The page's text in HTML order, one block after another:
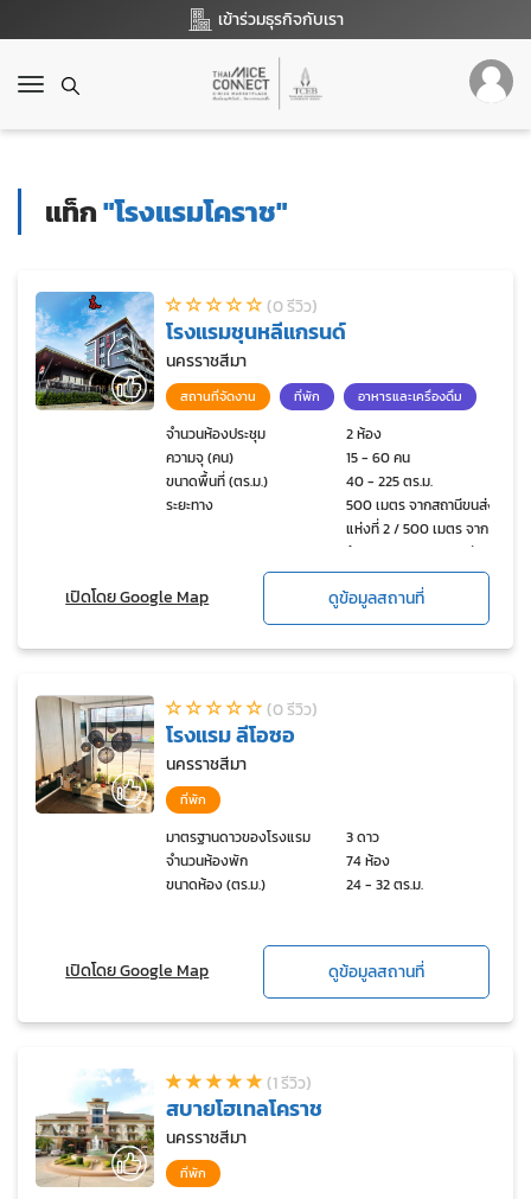
เข้าร่วมธุรกิจกับเรา
T
g
v
g
a
แท็ก"โรงแรมโคราช"
(0 รีวิว)
โรงแรมชุนหลีแกรนด์
นครราชสีมา
สถานที่จัดงาน ที่พัก อาหารและเครื่องดื่ม
จำนวนห้องประชุม
2 ห้อง
ความจุ (คน)
15 - 60 คน
ขนาดพื้นที่ (ตร.ม.)
40 - 225 ตร.ม.
ระยะทาง
500 เมตร จากสถานีขนส่ง
แห่งที่ 2 / 500 เมตร จาก
ห้าง Central นครราชสีมา
เปิดโดย Google Map ดูข้อมูลสถานที่
(0 รีวิว)
โรงแรม ลีโอซอ
นครราชสีมา
ที่พัก
มาตรฐานดาวของโรงแรม
3 ดาว
จำนวนห้องพัก
74 ห้อง
ขนาดห้อง (ตร.ม.)
24 - 32 ตร.ม.
เปิดโดย Google Map ดูข้อมูลสถานที่
(1 รีวิว)
สบายโฮเทลโคราช
นครราชสีมา
ที่พัก